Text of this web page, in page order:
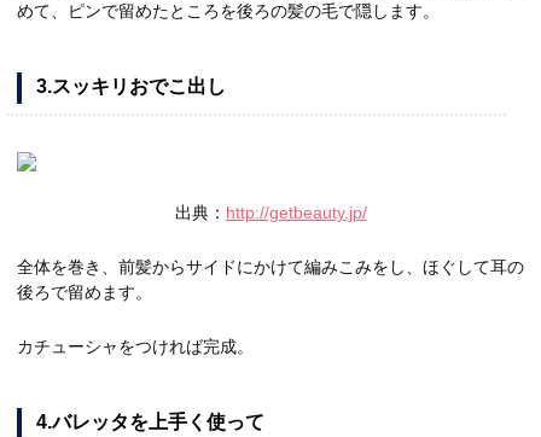
めて、ピンで留めたところを後ろの髪の毛で隠します。
3.スッキリおでこ出し
出典： http://getbeauty.jp/
全体を巻き、前髪からサイドにかけて編みこみをし、ほぐして耳の
後ろで留めます。
カチューシャをつければ完成。
4.バレッタを上手く使って